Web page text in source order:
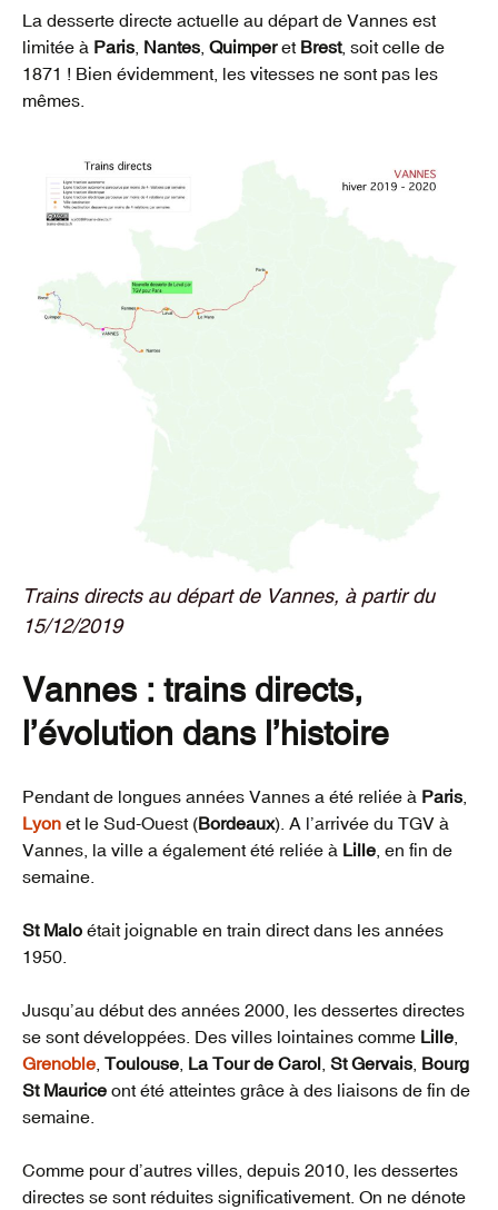
La desserte directe actuelle au départ de Vannes est
limitée à Paris Nantes Quimperet Brest, soit celle de
1871 ! Bien évidemment, les vitesses ne sont pas les
mêmes.
Trains directs au départ de Vannes, à partir du
15/12/2019
Vannes : trains directs,
l’évolution dans l’histoire
Pendant de longues années Vannes a été reliée à Paris
Lyon et le Sud-Ouest (Bordeaux). A l’arrivée du TGV à
Vannes, la ville a également été reliée à Lille , en fin de
semaine.
St Malo était joignable en train direct dans les années
1950.
Jusqu’au début des années 2000, les dessertes directes
se sont développées. Des villes lointaines comme Lille
Grenoble Toulouse La Tour de Carol St Gervais Bourg
St Maurice ont été atteintes grâce à des liaisons de fin de
semaine.
Comme pour d’autres villes, depuis 2010, les dessertes
directes se sont réduites significativement. On ne dénote